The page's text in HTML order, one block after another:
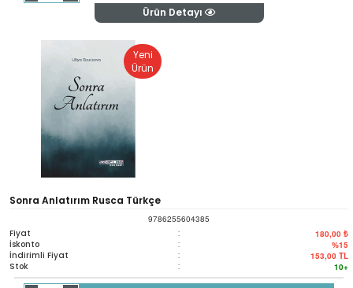
Ürün Detayı
Yeni
Ürün
Sonra Anlatırım Rusca Türkçe
9786255604385
Fiyat : 180,00 ₺
İskonto : %15
İndirimli Fiyat : 153,00 TL
Stok : 10+